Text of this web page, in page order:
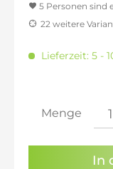
Sie haben
Kenntnis
inkl. 16%
inkl. 21%
5 Personen sind
22 weitere
Lieferzeit: 5 -
Menge
In